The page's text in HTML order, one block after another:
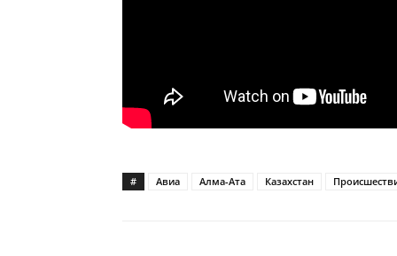
# Авиа Алма-Ата Казахстан